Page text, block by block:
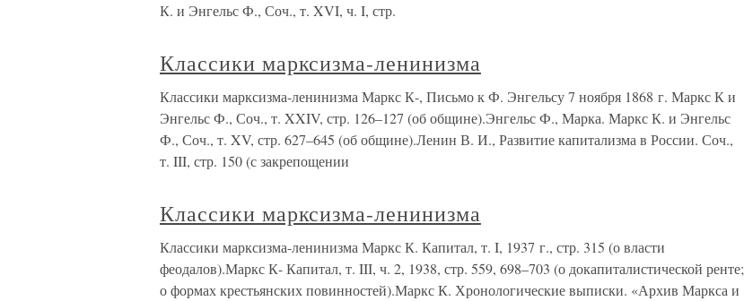
К. и Энгельс Ф., Соч., т. XVI, ч. I, стр.
Классики марксизма-ленинизма
Классики марксизма-ленинизма Маркс К-, Письмо к Ф. Энгельсу 7 ноября 1868 г. Маркс К и
Энгельс Ф., Соч., т. XXIV, стр. 126–127 (об общине).Энгельс Ф., Марка. Маркс К. и Энгельс
Ф., Соч., т. XV, стр. 627–645 (об общине).Ленин В. И., Развитие капитализма в России. Соч.,
т. III, стр. 150 (с закрепощении
Классики марксизма-ленинизма
Классики марксизма-ленинизма Маркс К. Капитал, т. I, 1937 г., стр. 315 (о власти
феодалов).Маркс К- Капитал, т. III, ч. 2, 1938, стр. 559, 698–703 (о докапиталистической ренте;
о формах крестьянских повинностей).Маркс К. Хронологические выписки. «Архив Маркса и